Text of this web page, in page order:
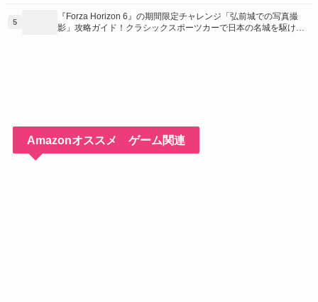
5
『Forza Horizon 6』の期間限定チャレンジ「弘前城での写真撮
影」攻略ガイド！クラシックスポーツカーで日本の名城を駆け巡
Amazonオススメ ゲーム関連